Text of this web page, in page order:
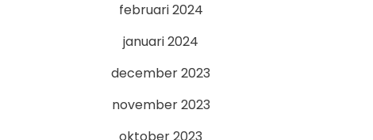
februari 2024
januari 2024
december 2023
november 2023